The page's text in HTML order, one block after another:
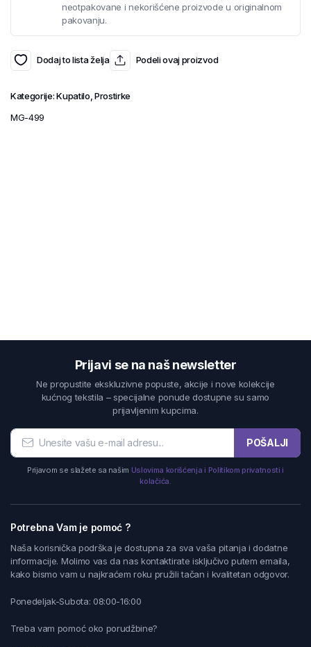
neotpakovane i nekorišćene proizvode u originalnom
pakovanju.
Dodaj to lista želja Podeli ovaj proizvod
Kategorije:Kupatilo Prostirke
MG-499
Prijavi se na naš newsletter
Ne propustite ekskluzivne popuste, akcije i nove kolekcije
kućnog tekstila – specijalne ponude dostupne su samo
prijavljenim kupcima.
POŠALJI
Prijavom se slažete sa našim Uslovima korišćenja i Politikom privatnosti i
kolačića.
Potrebna Vam je pomoć ?
Naša korisnička podrška je dostupna za sva vaša pitanja i dodatne
informacije. Molimo vas da nas kontaktirate isključivo putem emaila,
kako bismo vam u najkraćem roku pružili tačan i kvalitetan odgovor.
Ponedeljak-Subota: 08:00-16:00
Treba vam pomoć oko porudžbine?